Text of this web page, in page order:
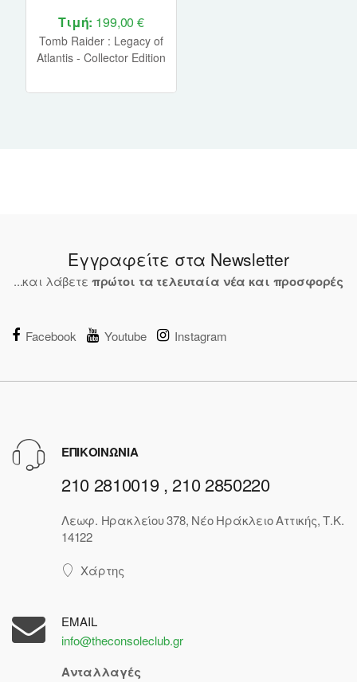
Τιμή: 199,00 €
Tomb Raider : Legacy of
Atlantis - Collector Edition
Εγγραφείτε στα Newsletter
...και λάβετε πρώτοι τα τελευταία νέα και προσφορές
Facebook Youtube Instagram
ΕΠΙΚΟΙΝΩΝΙΑ
210 2810019 , 210 2850220
Λεωφ. Ηρακλείου 378, Νέο Ηράκλειο Αττικής, Τ.Κ.
14122
Χάρτης
EMAIL
info@theconsoleclub.gr
Ανταλλαγές